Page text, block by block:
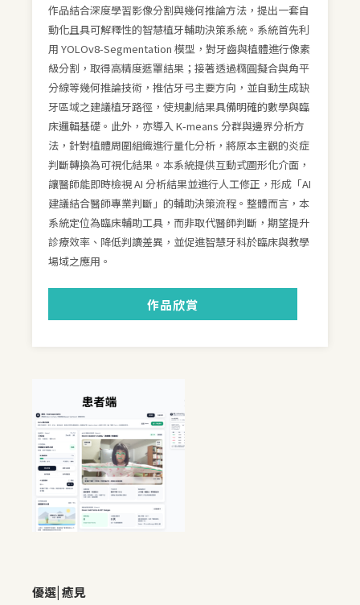
作品結合深度學習影像分割與幾何推論方法，提出一套自
動化且具可解釋性的智慧植牙輔助決策系統。系統首先利
用 YOLOv8-Segmentation 模型，對牙齒與植體進行像素
級分割，取得高精度遮罩結果；接著透過橢圓擬合與角平
分線等幾何推論技術，推估牙弓主要方向，並自動生成缺
牙區域之建議植牙路徑，使規劃結果具備明確的數學與臨
床邏輯基礎。此外，亦導入 K-means 分群與邊界分析方
法，針對植體周圍組織進行量化分析，將原本主觀的炎症
判斷轉換為可視化結果。本系統提供互動式圖形化介面，
讓醫師能即時檢視 AI 分析結果並進行人工修正，形成「AI
建議結合醫師專業判斷」的輔助決策流程。整體而言，本
系統定位為臨床輔助工具，而非取代醫師判斷，期望提升
診療效率、降低判讀差異，並促進智慧牙科於臨床與教學
場域之應用。
作品欣賞
優選| 癒見